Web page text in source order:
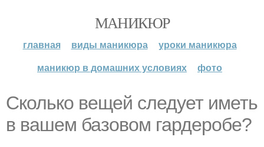
МАНИКЮР
главная виды маникюра
уроки маникюра
маникюр в домашних условиях
фото
Сколько вещей следует иметь
в вашем базовом гардеробе?